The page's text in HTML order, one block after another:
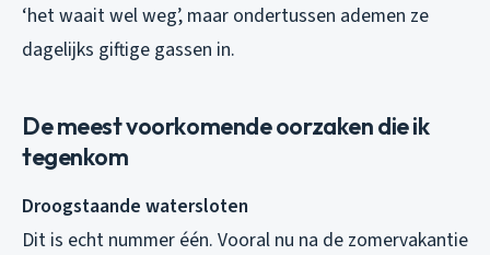
‘het waait wel weg’, maar ondertussen ademen ze
dagelijks giftige gassen in.
De meest voorkomende oorzaken die ik
tegenkom
Droogstaande watersloten
Dit is echt nummer één. Vooral nu na de zomervakantie